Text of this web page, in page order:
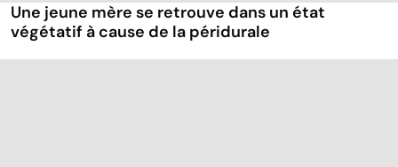
Une jeune mère se retrouve dans un état
végétatif à cause de la péridurale